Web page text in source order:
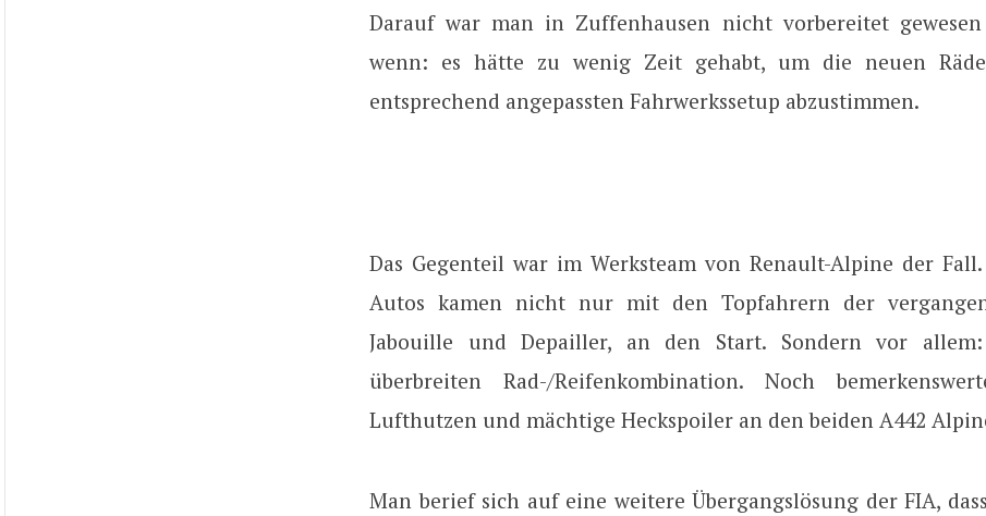
Darauf war man in Zuffenhausen nicht vorbereitet
wenn: es hätte zu wenig Zeit gehabt, um die neuen
entsprechend angepassten Fahrwerkssetup abzustimmen.
Das Gegenteil war im Werksteam von Renault-Alpine der
Autos kamen nicht nur mit den Topfahrern der
Jabouille und Depailler, an den Start. Sondern vor
überbreiten Rad-/Reifenkombination. Noch
Lufthutzen und mächtige Heckspoiler an den beiden A442
Man berief sich auf eine weitere Übergangslösung der FIA,